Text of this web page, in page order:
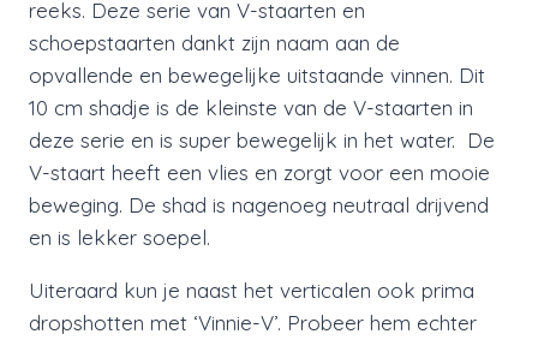
reeks. Deze serie van V-staarten en
schoepstaarten dankt zijn naam aan de
opvallende en bewegelijke uitstaande vinnen. Dit
10 cm shadje is de kleinste van de V-staarten in
deze serie en is super bewegelijk in het water. De
V-staart heeft een vlies en zorgt voor een mooie
beweging. De shad is nagenoeg neutraal drijvend
en is lekker soepel.
Uiteraard kun je naast het verticalen ook prima
dropshotten met ‘Vinnie-V’. Probeer hem echter